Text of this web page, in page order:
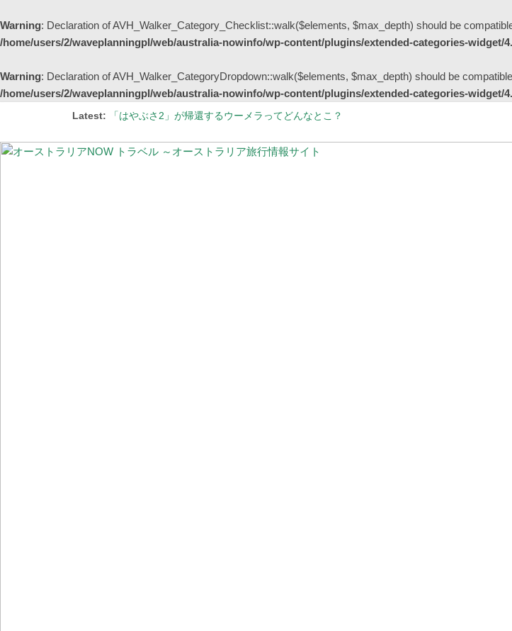
Warning: Declaration of AVH_Walker_Category_Checklist::walk($elements, $max_depth) should be
/home/users/2/waveplanningpl/web/australia-nowinfo/wp-content/plugins/extended-categories-widget/
Warning: Declaration of AVH_Walker_CategoryDropdown::walk($elements, $max_depth) should be
/home/users/2/waveplanningpl/web/australia-nowinfo/wp-content/plugins/extended-categories-widget/
Latest:
「はやぶさ2」が帰還するウーメラってどんなとこ？
【更新】オーストラリア国内の州間移動規制の現状